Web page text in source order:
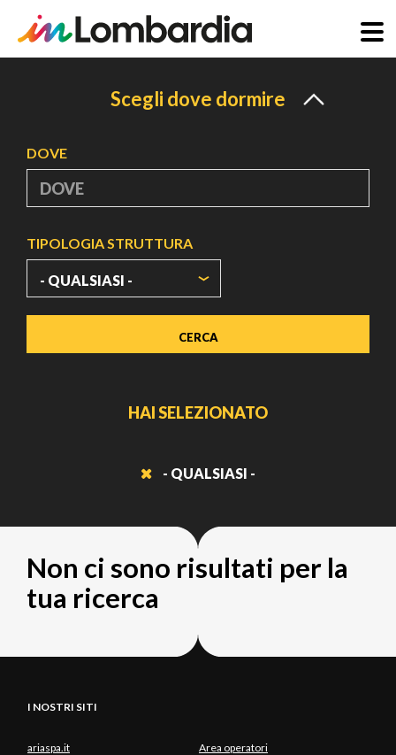
Scegli dove dormire
DOVE
TIPOLOGIA STRUTTURA
HAI SELEZIONATO
- QUALSIASI -
Non ci sono risultati per la
tua ricerca
I NOSTRI SITI
ariaspa.it Area operatori